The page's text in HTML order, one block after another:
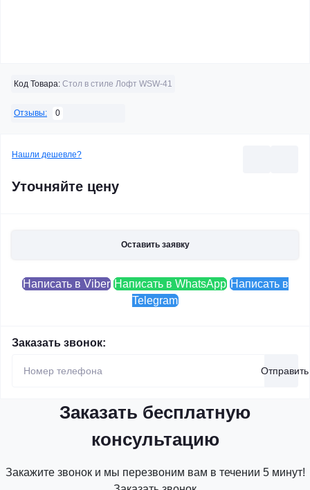
Код Товара: Стол в стиле Лофт WSW-41
Отзывы: 0
Нашли дешевле?
Уточняйте цену
Оставить заявку
Написать в Viber Написать в WhatsApp Написать в
Telegram
Заказать звонок:
Отправить
Заказать бесплатную
консультацию
Закажите звонок и мы перезвоним вам в течении 5 минут!